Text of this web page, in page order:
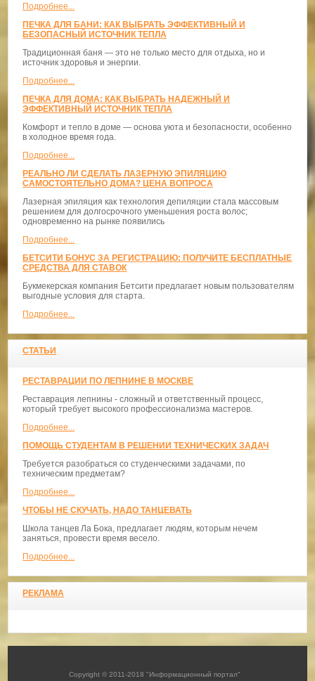
Подробнее...
ПЕЧКА ДЛЯ БАНИ: КАК ВЫБРАТЬ ЭФФЕКТИВНЫЙ И
БЕЗОПАСНЫЙ ИСТОЧНИК ТЕПЛА
Традиционная баня — это не только место для отдыха, но и
источник здоровья и энергии.
Подробнее...
ПЕЧКА ДЛЯ ДОМА: КАК ВЫБРАТЬ НАДЕЖНЫЙ И
ЭФФЕКТИВНЫЙ ИСТОЧНИК ТЕПЛА
Комфорт и тепло в доме — основа уюта и безопасности, особенно
в холодное время года.
Подробнее...
РЕАЛЬНО ЛИ СДЕЛАТЬ ЛАЗЕРНУЮ ЭПИЛЯЦИЮ
САМОСТОЯТЕЛЬНО ДОМА? ЦЕНА ВОПРОСА
Лазерная эпиляция как технология депиляции стала массовым
решением для долгосрочного уменьшения роста волос;
одновременно на рынке появились
Подробнее...
БЕТСИТИ БОНУС ЗА РЕГИСТРАЦИЮ: ПОЛУЧИТЕ БЕСПЛАТНЫЕ
СРЕДСТВА ДЛЯ СТАВОК
Букмекерская компания Бетсити предлагает новым пользователям
выгодные условия для старта.
Подробнее...
СТАТЬИ
РЕСТАВРАЦИИ ПО ЛЕПНИНЕ В МОСКВЕ
Реставрация лепнины - сложный и ответственный процесс,
который требует высокого профессионализма мастеров.
Подробнее...
ПОМОЩЬ СТУДЕНТАМ В РЕШЕНИИ ТЕХНИЧЕСКИХ ЗАДАЧ
Требуется разобраться со студенческими задачами, по
техническим предметам?
Подробнее...
ЧТОБЫ НЕ СКУЧАТЬ, НАДО ТАНЦЕВАТЬ
​Школа танцев Ла Бока, предлагает людям, которым нечем
заняться, провести время весело.
Подробнее...
РЕКЛАМА
Copyright © 2011-2018 "Информационный портал"